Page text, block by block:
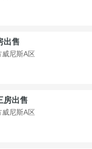
出售
尼斯A区
房出售
尼斯A区